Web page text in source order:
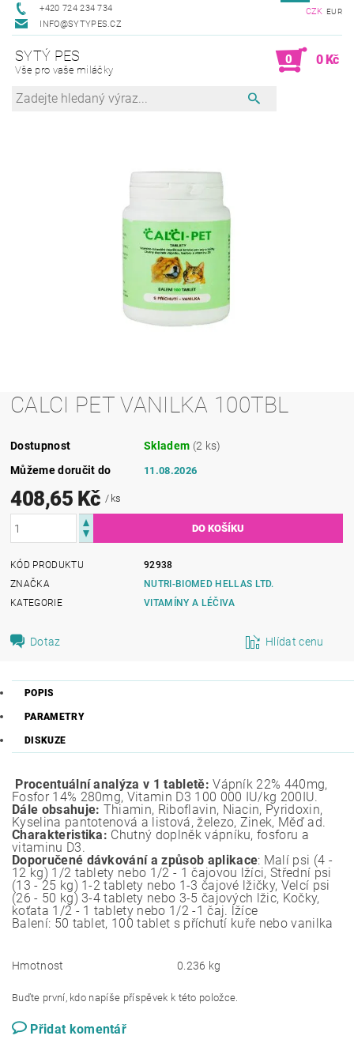
+420 724 234 734
INFO@SYTYPES.CZ
CZK EUR
SYTÝ PES
Vše pro vaše miláčky
0 0 Kč
CALCI PET VANILKA 100TBL
Dostupnost Skladem (2 ks)
Můžeme doručit do
11.08.2026
408,65 Kč/ ks
KÓD PRODUKTU
92938
ZNAČKA
NUTRI-BIOMED HELLAS LTD.
KATEGORIE
VITAMÍNY A LÉČIVA
Dotaz Hlídat cenu
POPIS
PARAMETRY
DISKUZE
Procentuální analýza v 1 tabletě: Vápník 22% 440mg,
Fosfor 14% 280mg, Vitamin D3 100 000 IU/kg 200IU.
Dále obsahuje: Thiamin, Riboflavin, Niacin, Pyridoxin,
Kyselina pantotenová a listová, železo, Zinek, Měď ad.
Charakteristika: Chutný doplněk vápníku, fosforu a
vitaminu D3.
Doporučené dávkování a způsob aplikace: Malí psi (4 -
12 kg) 1/2 tablety nebo 1/2 - 1 čajovou lžíci, Střední psi
(13 - 25 kg) 1-2 tablety nebo 1-3 čajové lžičky, Velcí psi
(26 - 50 kg) 3-4 tablety nebo 3-5 čajových lžic, Kočky,
koťata 1/2 - 1 tablety nebo 1/2 -1 čaj. lžíce
Balení: 50 tablet, 100 tablet s příchutí kuře nebo vanilka
Hmotnost 0.236 kg
Buďte první, kdo napíše příspěvek k této položce.
Přidat komentář